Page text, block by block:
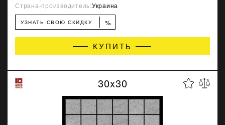
Страна-производитель:Украина
УЗНАТЬ СВОЮ СКИДКУ %
КУПИТЬ
30x30